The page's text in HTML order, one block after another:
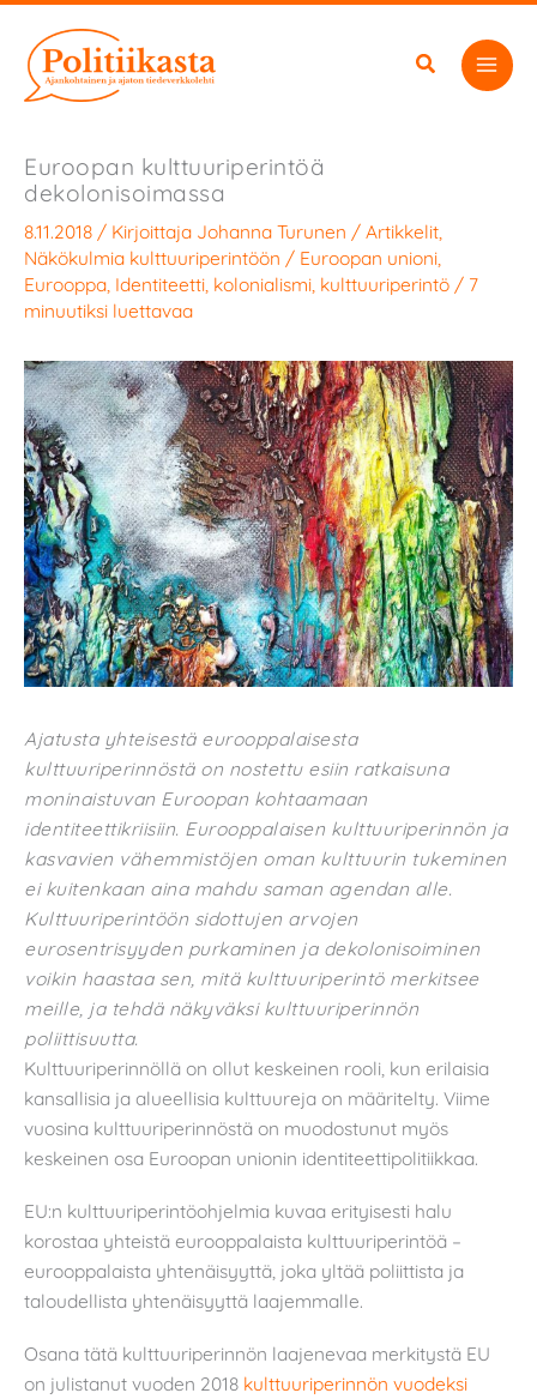
sisältöön
Euroopan kulttuuriperintöä
dekolonisoimassa
8.11.2018 / Kirjoittaja Johanna Turunen / Artikkelit
Näkökulmia kulttuuriperintöön / Euroopan unioni
Eurooppa Identiteetti kolonialismi kulttuuriperintö / 7
minuutiksi luettavaa
Ajatusta yhteisestä eurooppalaisesta
kulttuuriperinnöstä on nostettu esiin ratkaisuna
moninaistuvan Euroopan kohtaamaan
identiteettikriisiin. Eurooppalaisen kulttuuriperinnön ja
kasvavien vähemmistöjen oman kulttuurin tukeminen
ei kuitenkaan aina mahdu saman agendan alle.
Kulttuuriperintöön sidottujen arvojen
eurosentrisyyden purkaminen ja dekolonisoiminen
voikin haastaa sen, mitä kulttuuriperintö merkitsee
meille, ja tehdä näkyväksi kulttuuriperinnön
poliittisuutta.
Kulttuuriperinnöllä on ollut keskeinen rooli, kun erilaisia
kansallisia ja alueellisia kulttuureja on määritelty. Viime
vuosina kulttuuriperinnöstä on muodostunut myös
keskeinen osa Euroopan unionin identiteettipolitiikkaa.
EU:n kulttuuriperintöohjelmia kuvaa erityisesti halu
korostaa yhteistä eurooppalaista kulttuuriperintöä –
eurooppalaista yhtenäisyyttä, joka yltää poliittista ja
taloudellista yhtenäisyyttä laajemmalle.
Osana tätä kulttuuriperinnön laajenevaa merkitystä EU
on julistanut vuoden 2018 kulttuuriperinnön vuodeksi